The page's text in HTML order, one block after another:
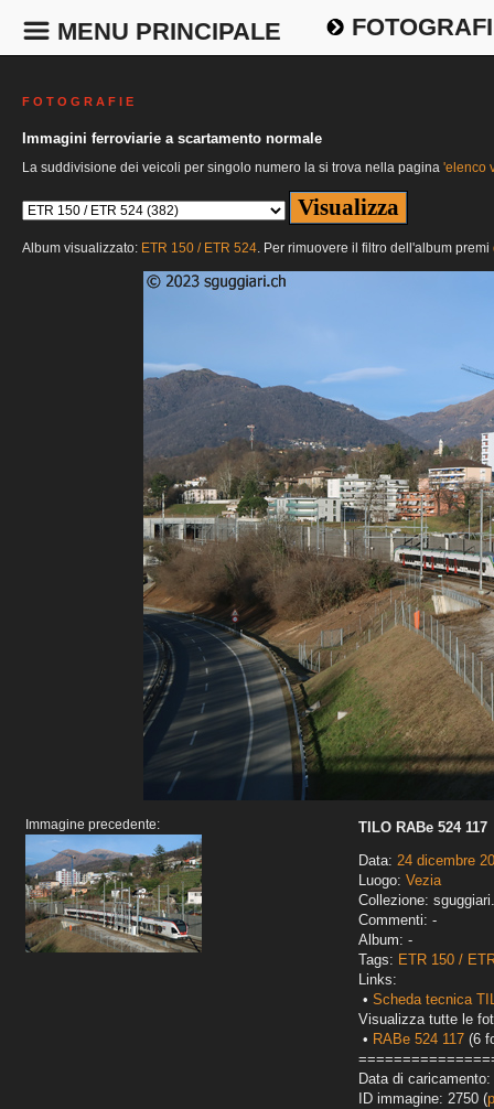
MENU PRINCIPALE
F O T O G R A F I E
Immagini ferroviarie a scartamento normale
La suddivisione dei veicoli per singolo numero la si trova nella pagina 'elenco
Album visualizzato: ETR 150 / ETR 524. Per rimuovere il filtro dell'album premi
Immagine precedente:
TILO RABe 524 117
Data: 24 dicembre
Luogo: Vezia
Collezione:
Commenti: -
Album: -
Tags: ETR 150 /
Links:
• Scheda tecnica
Visualizza tutte le
• RABe 524 117 (6
Data di
ID immagine: 2750 (